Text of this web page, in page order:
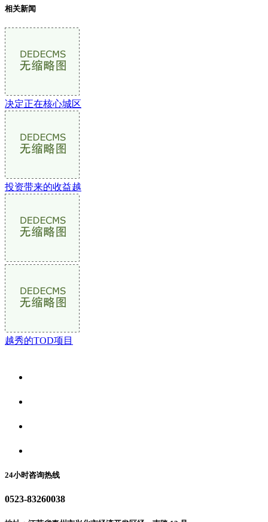
相关新闻
决定正在核心城区
投资带来的收益越
越秀的TOD项目
24小时咨询热线
0523-83260038